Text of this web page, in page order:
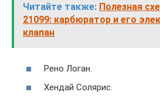
Читайте также: Полезная
21099: карбюратор и его
клапан
Рено Логан.
Хендай Солярис.